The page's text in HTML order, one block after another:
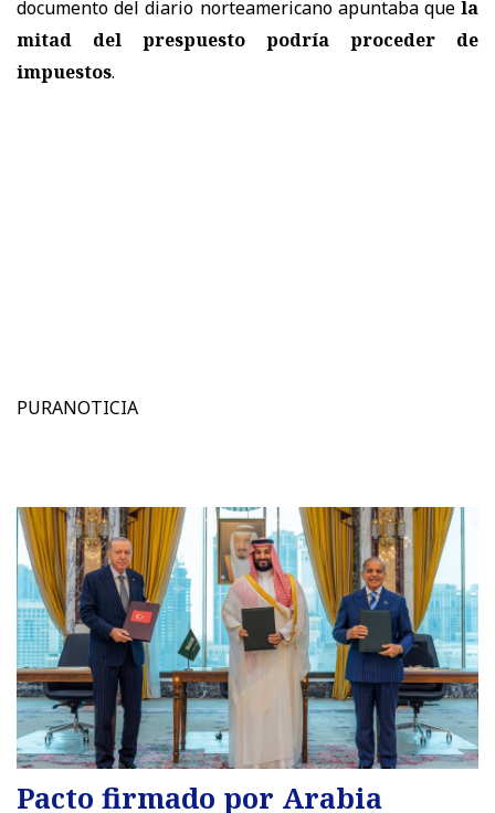
documento del diario norteamericano apuntaba que la
mitad del prespuesto podría proceder de
impuestos.
PURANOTICIA
Pacto firmado por Arabia